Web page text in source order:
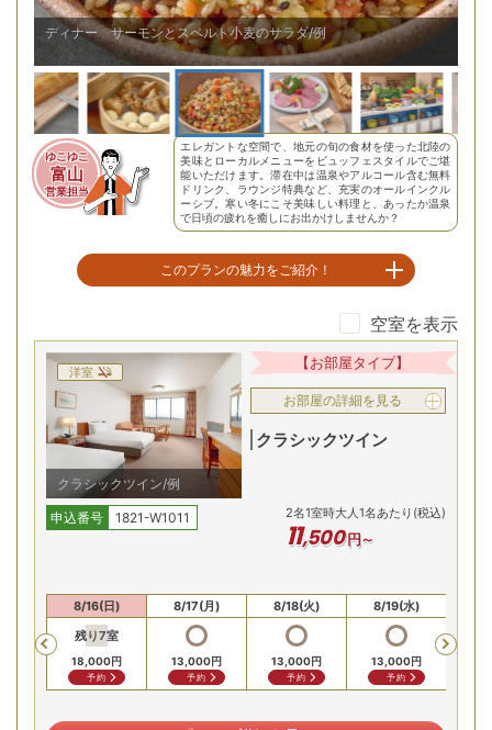
ディナー サーモンとスペルト小麦のサラダ/例
ゆこゆこ
富山
営業担当
エレガントな空間で、地元の旬の食材を使った北陸の
美味とローカルメニューをビュッフェスタイルでご堪
能いただけます。滞在中は温泉やアルコール含む無料
ドリンク、ラウンジ特典など、充実のオールインクル
ーシブ。寒い冬にこそ美味しい料理と、あったか温泉
で日頃の疲れを癒しにお出かけしませんか？
このプランの魅力をご紹介！
展望露天岩風呂とサウナでリフレッシュ
砺波平野を望む展望露天岩風呂を堪能。約262㎡の広さを有
する大浴場には、日本の奥座敷で味わう極上のリフレッシュ
空間として、サウナなどを完備。日常から解放される安らぎ
のひとときを過ごせます
空室を表示
洋室
クラシックツイン/例
【お部屋タイプ】
お部屋の詳細を見る
クラシックツイン
申込番号 1821-W1011 2名1室時大人1名あたり(税込)
11,500円～
Previous
8/16(日)
残り7室
18,000円
予約
8/17(月)
13,000円
予約
8/18(火)
13,000円
予約
8/19(水)
13,000円
予約